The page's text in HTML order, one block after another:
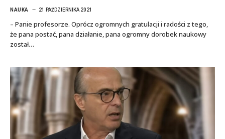
NAUKA 21 PAŹDZIERNIKA 2021
– Panie profesorze. Oprócz ogromnych gratulacji i radości z tego,
że pana postać, pana działanie, pana ogromny dorobek naukowy
został…